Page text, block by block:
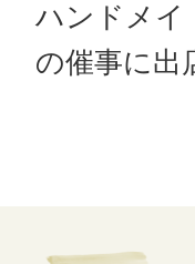
ハンドメイ
の催事に出